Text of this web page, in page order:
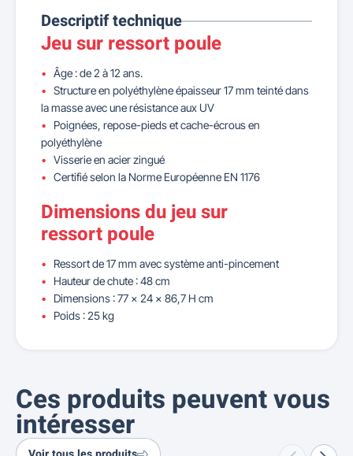
Descriptif technique
Jeu sur ressort poule
Âge : de 2 à 12 ans.
Structure en polyéthylène épaisseur 17 mm teinté dans
la masse avec une résistance aux UV
Poignées, repose-pieds et cache-écrous en
polyéthylène
Visserie en acier zingué
Certifié selon la Norme Européenne EN 1176
Dimensions du jeu sur
ressort poule
Ressort de 17 mm avec système anti-pincement
Hauteur de chute : 48 cm
Dimensions : 77 x 24 x 86,7 H cm
Poids : 25 kg
Ces produits peuvent vous
intéresser